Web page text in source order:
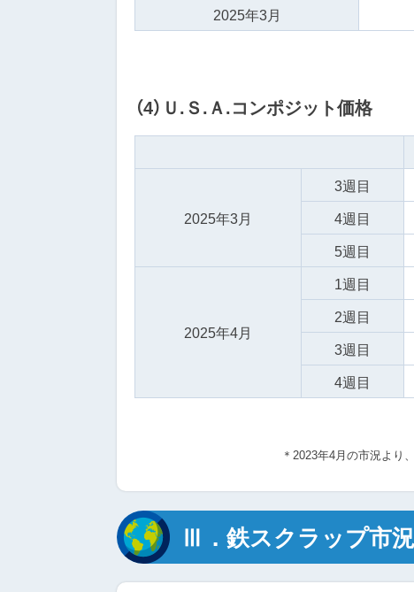
2025年3月
（4）Ｕ.Ｓ.Ａ.コンポジット価格
2025年3月
3週目
4週目
5週目
2025年4月
1週目
2週目
3週目
4週目
＊2023年4月の市況より
Ⅲ．鉄スクラップ市況